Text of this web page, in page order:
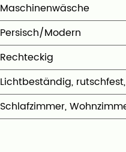
‎Maschinenwäsche
Persisch/Modern
‎Rechteckig
‎Lichtbeständig,
‎Schlafzimmer,